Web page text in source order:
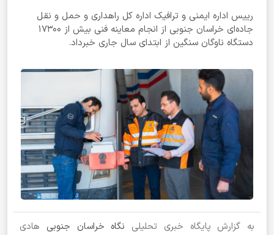
رییس اداره ایمنی و ترافیک اداره کل راهداری و حمل و نقل
جاده‌ای خراسان جنوبی از انجام معاینه فنی بیش از ۱۷۳۰۰
دستگاه ناوگان سنگین از ابتدای سال جاری خبرداد.
به گزارش پایگاه خبری تحلیلی نگاه خراسان جنوبی هادی